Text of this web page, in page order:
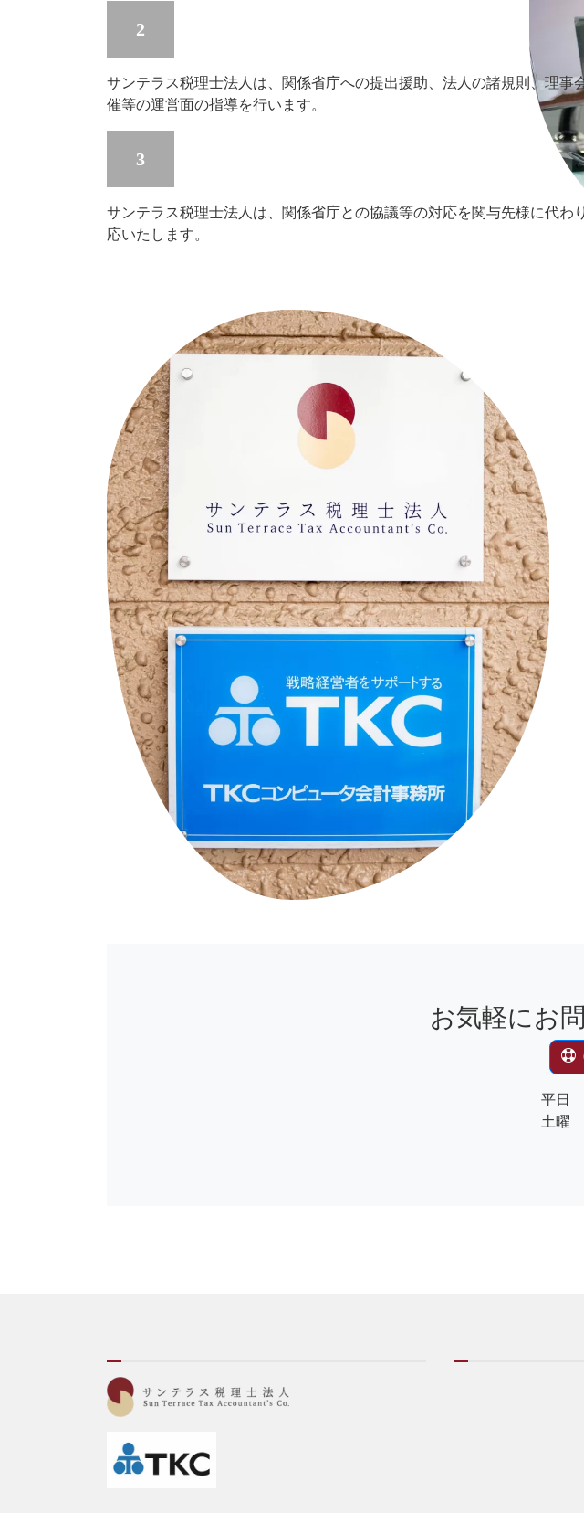
2
サンテラス税理士法人は、関係省庁への提出援助、法人の諸規則、理事
催等の運営面の指導を行います。
3
サンテラス税理士法人は、関係省庁との協議等の対応を関与先様に代わ
応いたします。
お気軽にお
平日
土曜